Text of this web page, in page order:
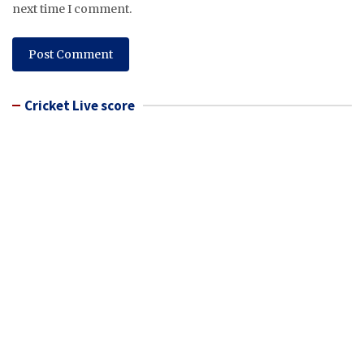
next time I comment.
Cricket Live score